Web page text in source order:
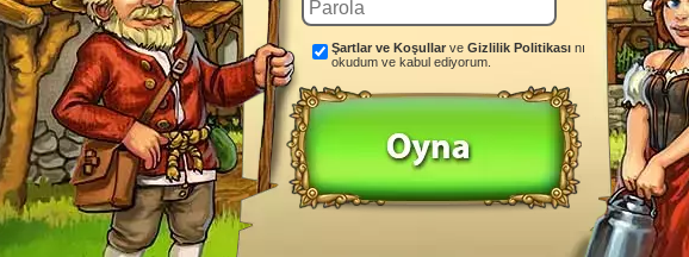
Şartlar ve Koşullar ve Gizlilik Politikası nı
okudum ve kabul ediyorum.